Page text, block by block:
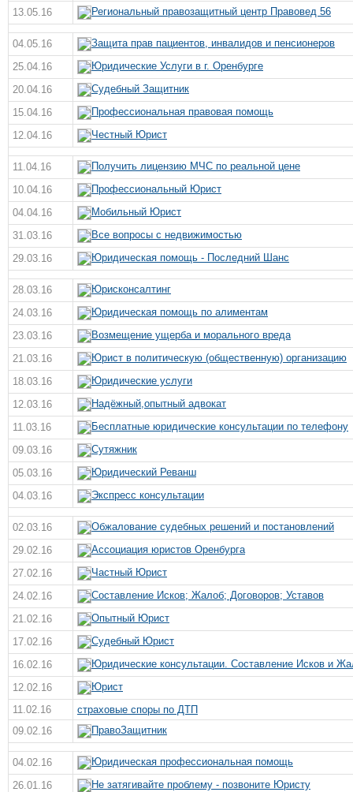
13.05.16
Региональный правозащитный центр Правовед 56
04.05.16
Защита прав пациентов, инвалидов и пенсионеров
25.04.16
Юридические Услуги в г. Оренбурге
20.04.16
Судебный Защитник
15.04.16
Профессиональная правовая помощь
12.04.16
Честный Юрист
11.04.16
Получить лицензию МЧС по реальной цене
10.04.16
Профессиональный Юрист
04.04.16
Мобильный Юрист
31.03.16
Все вопросы с недвижимостью
29.03.16
Юридическая помощь - Последний Шанс
28.03.16
Юрисконсалтинг
24.03.16
Юридическая помощь по алиментам
23.03.16
Возмещение ущерба и морального вреда
21.03.16
Юрист в политическую (общественную) организацию
18.03.16
Юридические услуги
12.03.16
Надёжный,опытный адвокат
11.03.16
Бесплатные юридические консультации по телефону
09.03.16
Сутяжник
05.03.16
Юридический Реванш
04.03.16
Экспресс консультации
02.03.16
Обжалование судебных решений и постановлений
29.02.16
Ассоциация юристов Оренбурга
27.02.16
Частный Юрист
24.02.16
Составление Исков; Жалоб; Договоров; Уставов
21.02.16
Опытный Юрист
17.02.16
Судебный Юрист
16.02.16
Юридические консультации. Составление Исков и
12.02.16
Юрист
11.02.16
страховые споры по ДТП
09.02.16
ПравоЗащитник
04.02.16
Юридическая профессиональная помощь
26.01.16
Не затягивайте проблему - позвоните Юристу